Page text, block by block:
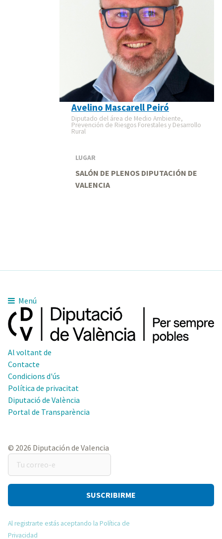
Avelino Mascarell Peiró
Diputado del área de Medio Ambiente,
Prevención de Riesgos Forestales y Desarrollo
Rural
LUGAR
SALÓN DE PLENOS DIPUTACIÓN DE
VALENCIA
Menú
Al voltant de
Contacte
Condicions d'ús
Política de privacitat
Diputació de València
Portal de Transparència
© 2026 Diputación de Valencia
Tu
correo-
e
Al registrarte estás aceptando la Política de
Privacidad